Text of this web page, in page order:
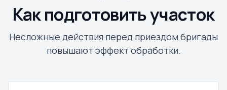
Как подготовить участок
Несложные действия перед приездом бригады
повышают эффект обработки.